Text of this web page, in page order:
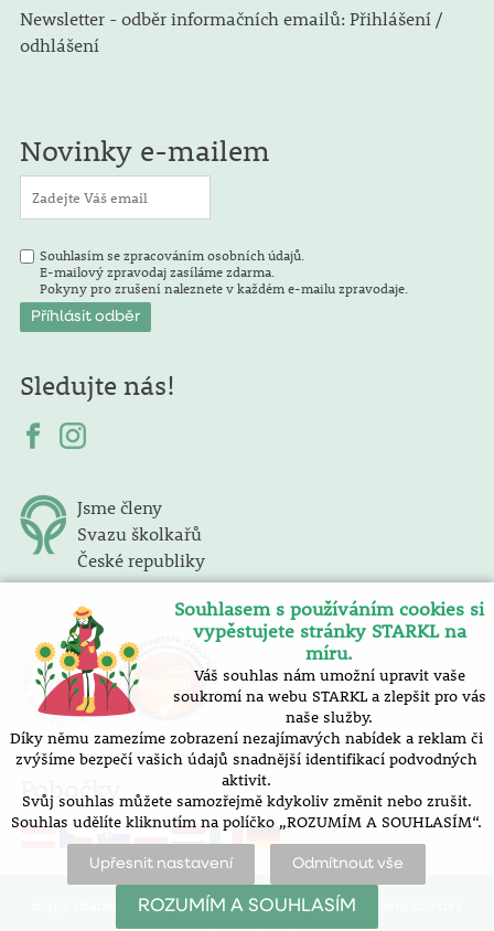
Newsletter - odběr informačních emailů: Přihlášení /
odhlášení
Novinky e-mailem
Souhlasím se zpracováním osobních údajů.
E-mailový zpravodaj zasíláme zdarma.
Pokyny pro zrušení naleznete v každém e-mailu zpravodaje.
Sledujte nás!
Jsme členy
Svazu školkařů
České republiky
Pobočky
prohlášení o přístupnosti |
nastavení cookies
Vytvořilo SOFICO-CZ, a.s.
Souhlasem s používáním cookies si
vypěstujete stránky STARKL na
míru.
Váš souhlas nám umožní upravit vaše
soukromí na webu STARKL a zlepšit pro vás
naše služby.
Díky němu zamezíme zobrazení nezajímavých nabídek a reklam či
zvýšíme bezpečí vašich údajů snadnější identifikací podvodných
aktivit.
Svůj souhlas můžete samozřejmě kdykoliv změnit nebo zrušit.
Souhlas udělíte kliknutím na políčko „ROZUMÍM A SOUHLASÍM“.
Upřesnit nastavení Odmítnout vše
ROZUMÍM A SOUHLASÍM